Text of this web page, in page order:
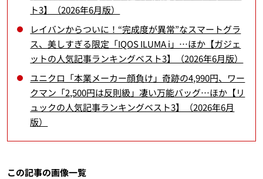
ト3】（2026年6月版）
レイバンからついに！“完成度が異常”なスマートグラ
ス、美しすぎる限定「IQOS ILUMA i」…ほか【ガジェ
ットの人気記事ランキングベスト3】（2026年6月版）
ユニクロ「本業メーカー顔負け」奇跡の4,990円、ワー
クマン「2,500円は反則級」凄い万能バッグ…ほか【リ
ュックの人気記事ランキングベスト3】（2026年6月
版）
この記事の画像一覧